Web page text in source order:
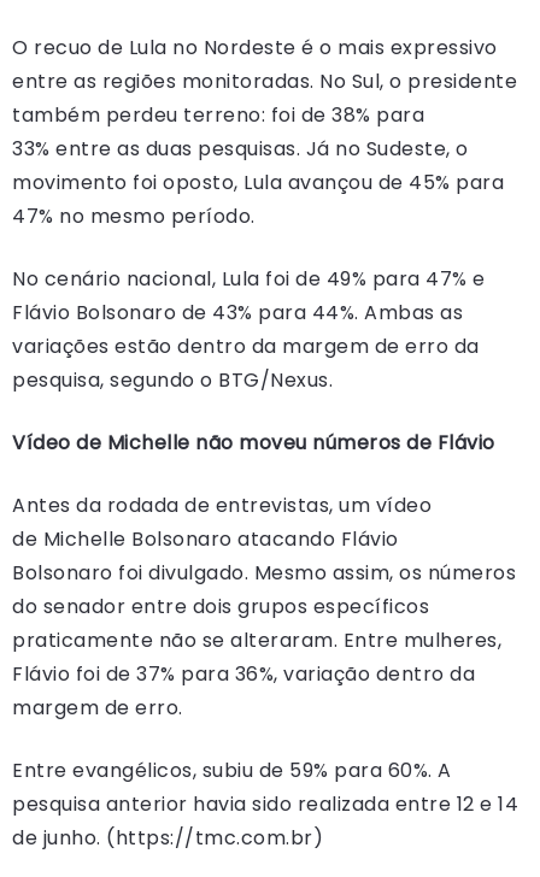
O recuo de Lula no Nordeste é o mais expressivo
entre as regiões monitoradas. No Sul, o presidente
também perdeu terreno: foi de 38% para
33% entre as duas pesquisas. Já no Sudeste, o
movimento foi oposto, Lula avançou de 45% para
47% no mesmo período.
No cenário nacional, Lula foi de 49% para 47% e
Flávio Bolsonaro de 43% para 44%. Ambas as
variações estão dentro da margem de erro da
pesquisa, segundo o BTG/Nexus.
Vídeo de Michelle não moveu números de Flávio
Antes da rodada de entrevistas, um vídeo
de Michelle Bolsonaro atacando Flávio
Bolsonaro foi divulgado. Mesmo assim, os números
do senador entre dois grupos específicos
praticamente não se alteraram. Entre mulheres,
Flávio foi de 37% para 36%, variação dentro da
margem de erro.
Entre evangélicos, subiu de 59% para 60%. A
pesquisa anterior havia sido realizada entre 12 e 14
de junho. (https://tmc.com.br)